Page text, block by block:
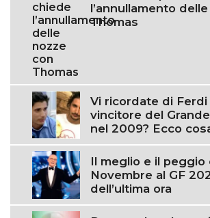
l’annullamento
Thomas
Vi ricordate di Ferdi
vincitore del
nel 2009? Ecco
Il meglio e il peggio
Novembre al GF
dell’ultima ora